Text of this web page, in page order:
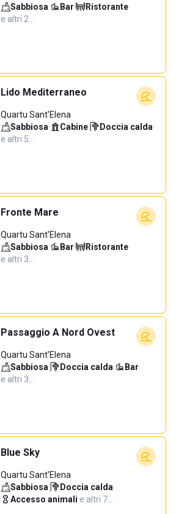
Sabbiosa· Bar· Ristorante·
e altri 2…
Lido Mediterraneo
Quartu Sant'Elena
Sabbiosa· Cabine· Doccia calda·
e altri 5…
Fronte Mare
Quartu Sant'Elena
Sabbiosa· Bar· Ristorante·
e altri 3…
Passaggio A Nord Ovest
Quartu Sant'Elena
Sabbiosa· Doccia calda· Bar·
e altri 3…
Blue Sky
Quartu Sant'Elena
Sabbiosa· Doccia calda·
Accesso animali·e altri 7…